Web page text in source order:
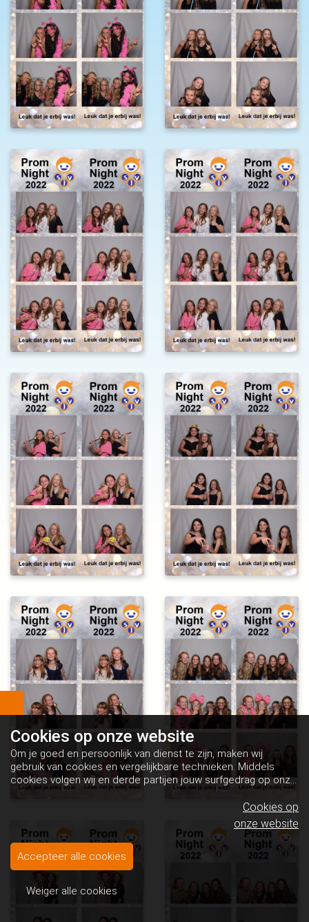
Cookies op onze website
Om je goed en persoonlijk van dienst te zijn, maken wij
gebruik van cookies en vergelijkbare technieken. Middels
cookies volgen wij en derde partijen jouw surfgedrag op onze
website. Hiermee tonen wij gepersonaliseerde advertenties
en dit maakt het voor jou mogelijk om informatie te delen via
Cookies op
onze website
Accepteer alle cookies
Weiger alle cookies